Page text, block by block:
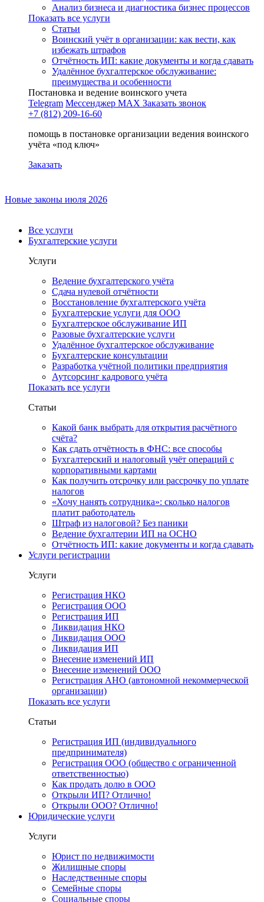
Анализ бизнеса и диагностика бизнес процессов
Показать все услуги
Статьи
Воинский учёт в организации: как вести, как
избежать штрафов
Отчётность ИП: какие документы и когда сдавать
Удалённое бухгалтерское обслуживание:
преимущества и особенности
Постановка и ведение воинского учета
Telegram Мессенджер MAX Заказать звонок
+7 (812) 209-16-60
помощь в постановке организации ведения воинского
учёта «под ключ»
Заказать
Новые законы июля 2026
Все услуги
Бухгалтерские услуги
Услуги
Ведение бухгалтерского учёта
Сдача нулевой отчётности
Восстановление бухгалтерского учёта
Бухгалтерские услуги для ООО
Бухгалтерское обслуживание ИП
Разовые бухгалтерские услуги
Удалённое бухгалтерское обслуживание
Бухгалтерские консультации
Разработка учётной политики предприятия
Аутсорсинг кадрового учёта
Показать все услуги
Статьи
Какой банк выбрать для открытия расчётного
счёта?
Как сдать отчётность в ФНС: все способы
Бухгалтерский и налоговый учёт операций с
корпоративными картами
Как получить отсрочку или рассрочку по уплате
налогов
«Хочу нанять сотрудника»: сколько налогов
платит работодатель
Штраф из налоговой? Без паники
Ведение бухгалтерии ИП на ОСНО
Отчётность ИП: какие документы и когда сдавать
Услуги регистрации
Услуги
Регистрация НКО
Регистрация ООО
Регистрация ИП
Ликвидация НКО
Ликвидация ООО
Ликвидация ИП
Внесение изменений ИП
Внесение изменений ООО
Регистрация АНО (автономной некоммерческой
организации)
Показать все услуги
Статьи
Регистрация ИП (индивидуального
предпринимателя)
Регистрация ООО (общество с ограниченной
ответственностью)
Как продать долю в ООО
Открыли ИП? Отлично!
Открыли ООО? Отлично!
Юридические услуги
Услуги
Юрист по недвижимости
Жилищные споры
Наследственные споры
Семейные споры
Социальные споры